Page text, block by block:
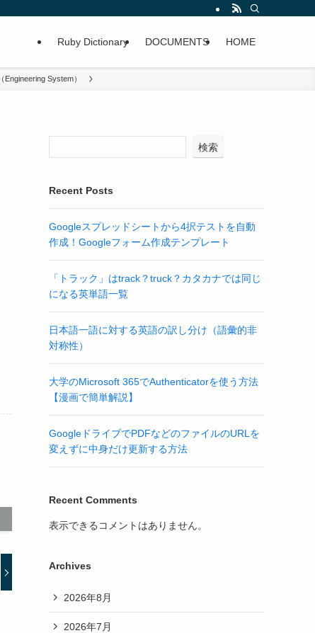
Ruby Dictionary DOCUMENTS HOME
System）
検索
Recent Posts
Googleスプレッドシートから4択テストを自動
作成！Googleフォーム作成テンプレート
「トラック」はtrack？truck？カタカナでは同じ
になる英単語一覧
日本語一語に対する英語の訳し分け（語彙的非
対称性）
大学のMicrosoft 365でAuthenticatorを使う方法
【漫画で簡単解説】
GoogleドライブでPDFなどのファイルのURLを
変えずに中身だけ更新する方法
Recent Comments
表示できるコメントはありません。
Archives
2026年8月
2026年7月